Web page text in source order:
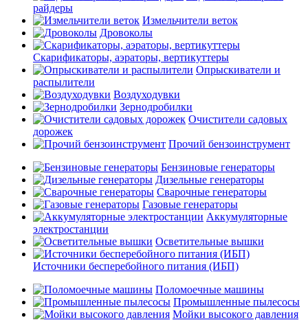
райдеры
Измельчители веток
Дровоколы
Скарификаторы, аэраторы, вертикуттеры
Опрыскиватели и
распылители
Воздуходувки
Зернодробилки
Очистители садовых
дорожек
Прочий бензоинструмент
Бензиновые генераторы
Дизельные генераторы
Сварочные генераторы
Газовые генераторы
Аккумуляторные
электростанции
Осветительные вышки
Источники бесперебойного питания (ИБП)
Поломоечные машины
Промышленные пылесосы
Мойки высокого давления